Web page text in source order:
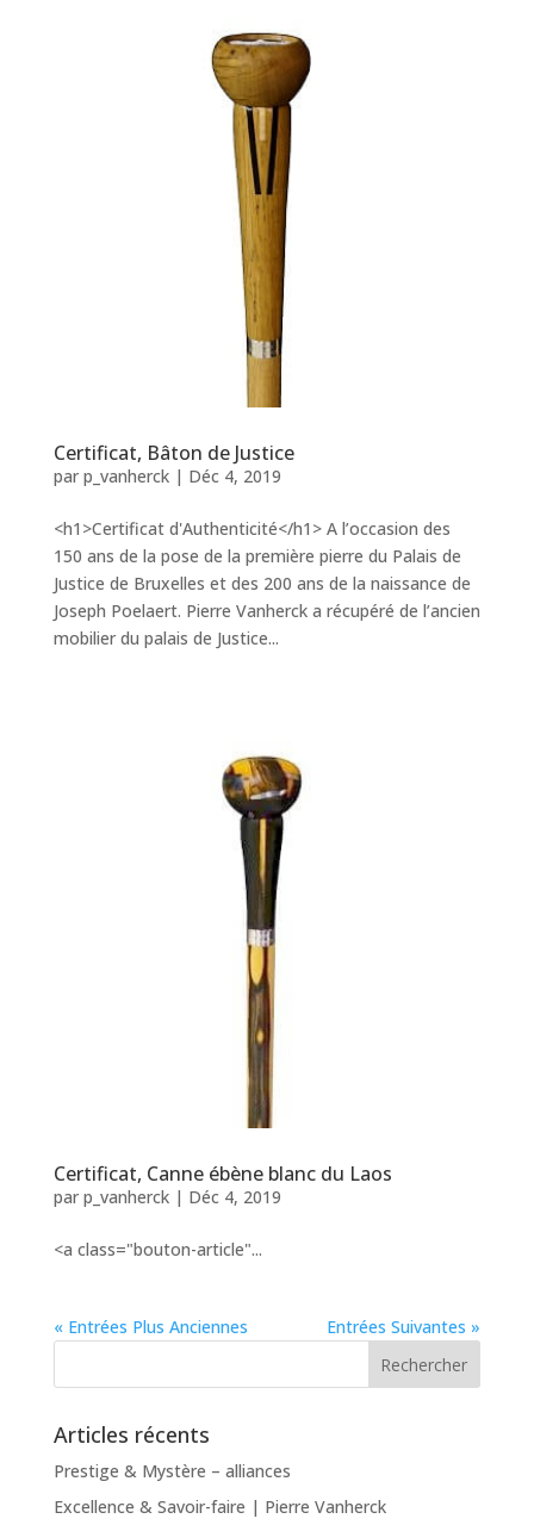
Certificat, Bâton de Justice
par p_vanherck| Déc 4, 2019
<h1>Certificat d'Authenticité</h1> A l’occasion des
150 ans de la pose de la première pierre du Palais de
Justice de Bruxelles et des 200 ans de la naissance de
Joseph Poelaert. Pierre Vanherck a récupéré de l’ancien
mobilier du palais de Justice...
Certificat, Canne ébène blanc du Laos
par p_vanherck| Déc 4, 2019
<a class="bouton-article"...
« Entrées Plus Anciennes Entrées Suivantes »
Articles récents
Prestige & Mystère – alliances
Excellence & Savoir-faire | Pierre Vanherck